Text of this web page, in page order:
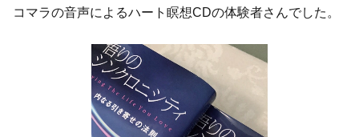
コマラの音声によるハート瞑想CDの体験者さんでした。